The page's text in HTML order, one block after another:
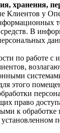
хранения,
Клиентов у
средств. В
по работе
этого
право
к обработке